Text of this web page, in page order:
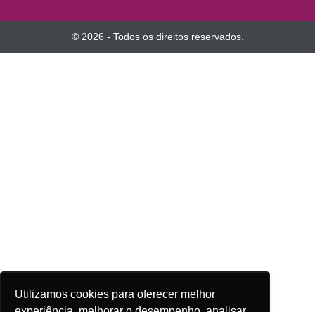
Utilizamos cookies para oferecer melhor
© 2026 - Todos os direitos reservados.